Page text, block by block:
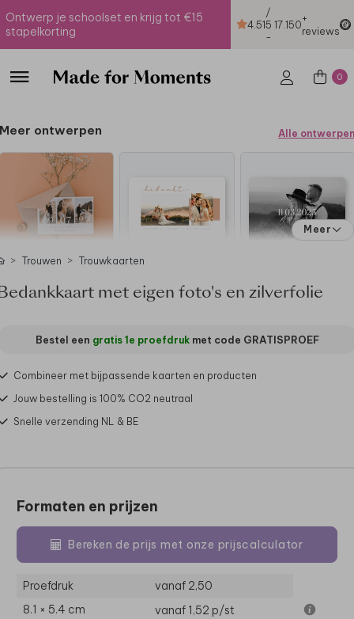
Ontwerp je schoolset en krijg tot €15
stapelkorting
4.51
/
5
-
17.150+
reviews
0
Meer ontwerpen Alle ontwerpen
Meer
Trouwen Trouwkaarten
met eigen foto's en zilverfolie
Bestel een gratis 1e proefdrukmet code GRATISPROEF
Combineer met bijpassende kaarten en producten
Jouw bestelling is 100% CO2 neutraal
Snelle verzending NL & BE
Formaten en prijzen
Bereken de prijs met onze prijscalculator
Proefdruk
vanaf 2,50
8.1 × 5.4 cm
vanaf 1,52 p/st